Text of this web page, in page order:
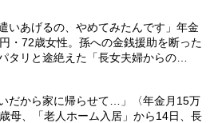
遣いあげるの、やめてみたんです」年金
・72歳女性。孫への金銭援助を断った
タリと途絶えた「長女夫婦からの
いだから家に帰らせて…」〈年金月15万
母、「老人ホーム入居」から14日、長